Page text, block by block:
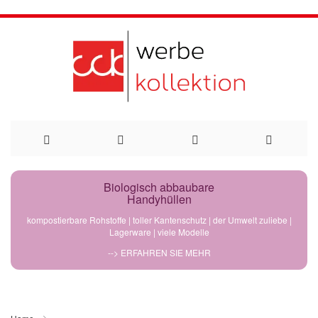
Direkt
Biologisch abbaubare
Handyhüllen
kompostierbare Rohstoffe | toller Kantenschutz | der Umwelt zuliebe |
Lagerware | viele Modelle
--> ERFAHREN SIE MEHR